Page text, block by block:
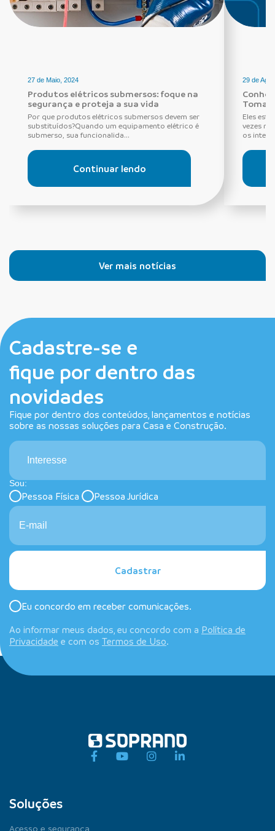
27 de Maio, 2024
Produtos elétricos submersos: foque na
segurança e proteja a sua vida
Por que produtos elétricos submersos devem ser
substituídos?Quando um equipamento elétrico é
submerso, sua funcionalida...
Continuar lendo
29 de
Eles
vezes
os
Ver mais notícias
Cadastre-se e
fique por dentro das
novidades
Fique por dentro dos conteúdos, lançamentos e notícias
sobre as nossas soluções para Casa e Construção.
Interesse
Sou:
Pessoa Física Pessoa Jurídica
Cadastrar
Eu concordo em receber comunicações.
Ao informar meus dados, eu concordo com a Política de
Privacidade e com os Termos de Uso.
Soluções
Acesso e segurança